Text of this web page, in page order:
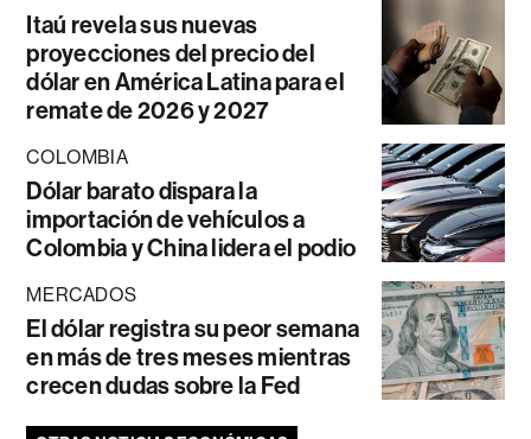
Itaú revela sus nuevas
proyecciones del precio del
dólar en América Latina para el
remate de 2026 y 2027
COLOMBIA
Dólar barato dispara la
importación de vehículos a
Colombia y China lidera el podio
MERCADOS
El dólar registra su peor semana
en más de tres meses mientras
crecen dudas sobre la Fed